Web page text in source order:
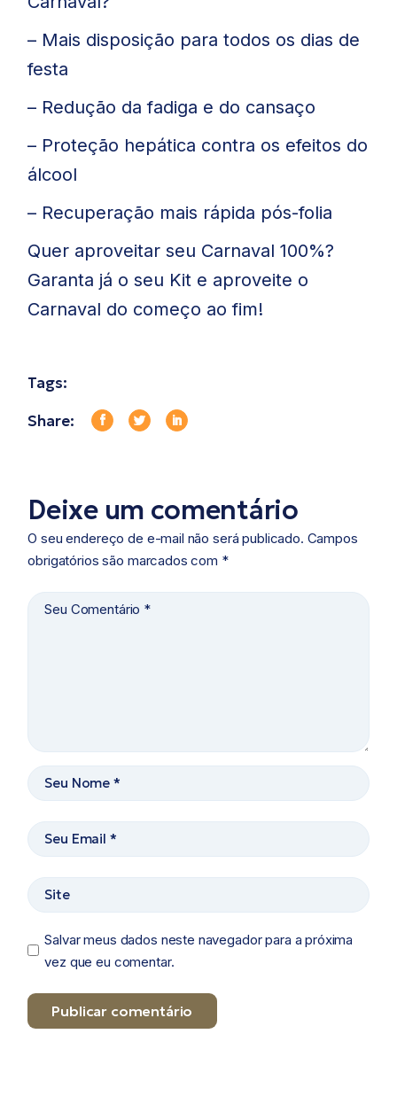
– Mais disposição para todos os dias de
festa
– Redução da fadiga e do cansaço
– Proteção hepática contra os efeitos do
álcool
– Recuperação mais rápida pós-folia
Quer aproveitar seu Carnaval 100%?
Garanta já o seu Kit e aproveite o
Carnaval do começo ao fim!
Tags:
Share:
Deixe um comentário
O seu endereço de e-mail não será publicado. Campos
obrigatórios são marcados com *
Salvar meus dados neste navegador para a próxima
vez que eu comentar.
Publicar comentário